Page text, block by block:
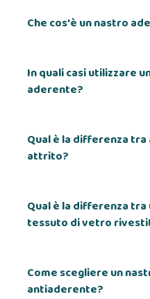
Che cos'è un nastro
In quali casi utilizzare
aderente?
Qual è la differenza
attrito?
Qual è la differenza tra
tessuto di vetro
Come scegliere un
antiaderente?